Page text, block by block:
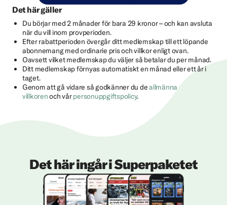
Det här gäller
Du börjar med 2 månader för bara 29 kronor – och kan avsluta
när du vill inom provperioden.
Efter rabattperioden övergår ditt medlemskap till ett löpande
abonnemang med ordinarie pris och villkor enligt ovan.
Oavsett vilket medlemskap du väljer så betalar du per månad.
Ditt medlemskap förnyas automatiskt en månad eller ett år i
taget.
Genom att gå vidare så godkänner du deallmänna
villkorenoch vårpersonuppgiftspolicy.
Det här ingår i Superpaketet